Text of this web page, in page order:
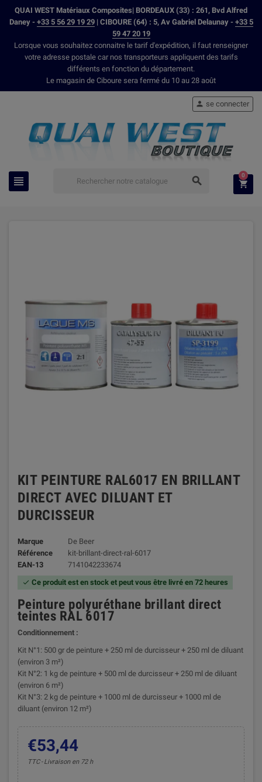
QUAI WEST Matériaux Composites| BORDEAUX (33) : 261, Bvd Alfred
Daney - +33 5 56 29 19 29| CIBOURE (64) : 5, Av Gabriel Delaunay - +33 5
59 47 20 19
Lorsque vous souhaitez connaitre le tarif d'expédition, il faut renseigner
votre adresse postale car nos transporteurs appliquent des tarifs
différents en fonction du département.
Le magasin de Ciboure sera fermé du 10 au 28 août
 
 se connecter

0
KIT PEINTURE RAL6017 EN BRILLANT
DIRECT AVEC DILUANT ET
DURCISSEUR
Marque
De Beer
Référence
kit-brillant-direct-ral-6017
EAN-13
7141042233674
 Ce produit est en stock et peut vous être livré en 72 heures
Peinture polyuréthane brillant direct
teintes RAL 6017
Conditionnement :
Kit N°1: 500 gr de peinture + 250 ml de durcisseur + 250 ml de diluant
(environ 3 m²)
Kit N°2: 1 kg de peinture + 500 ml de durcisseur + 250 ml de diluant
(environ 6 m²)
Kit N°3: 2 kg de peinture + 1000 ml de durcisseur + 1000 ml de
diluant (environ 12 m²)
€53,44
TTC Livraison en 72 h